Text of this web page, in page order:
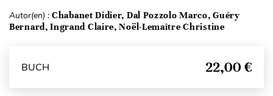
Autor(en) : Chabanet Didier, Dal Pozzolo Marco, Guéry
Bernard, Ingrand Claire, Noël-Lemaître Christine
BUCH 22,00 €